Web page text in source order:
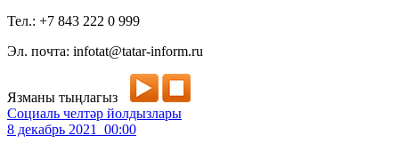
Тел.: +7 843 222 0 999
Эл. почта: infotat@tatar-inform.ru
Язманы тыңлагыз
Социаль челтәр йолдызлары
8 декабрь 2021 00:00